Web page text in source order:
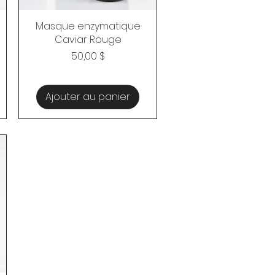
Aperçu rapide
Masque enzymatique
Caviar Rouge
Prix
50,00 $
Ajouter au panier